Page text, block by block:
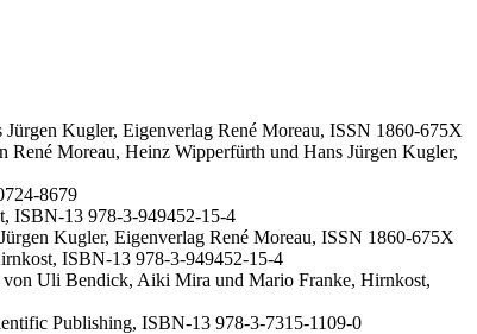
Kugler, Eigenverlag René Moreau, ISSN 1860-675X
René Moreau, Heinz Wipperfürth und Hans Jürgen Kugler,
8679
ISBN-13 978-3-949452-15-4
Kugler, Eigenverlag René Moreau, ISSN 1860-675X
ISBN-13 978-3-949452-15-4
von Uli Bendick, Aiki Mira und Mario Franke, Hirnkost,
Publishing, ISBN-13 978-3-7315-1109-0